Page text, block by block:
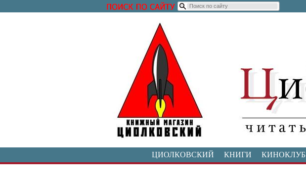
ЦИОЛКОВСКИЙ КНИГИ КИНОКЛУБ